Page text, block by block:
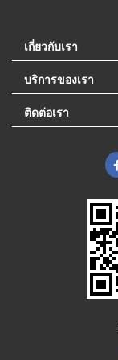
เกี่ยวกับเรา
บริการของเรา
ติดต่อเรา